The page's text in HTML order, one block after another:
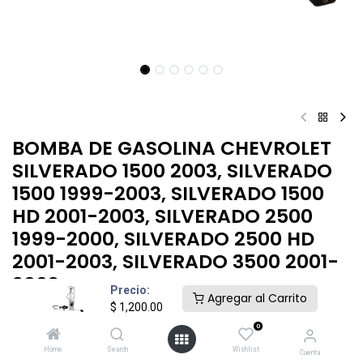
Precio:
$ 1,200.00
Agregar al Carrito
Home Search
0
Wishlist Cuenta
BOMBA DE GASOLINA CHEVROLET
SILVERADO 1500 2003, SILVERADO
1500 1999-2003, SILVERADO 1500
HD 2001-2003, SILVERADO 2500
1999-2000, SILVERADO 2500 HD
2001-2003, SILVERADO 3500 2001-
2003
1,200.00